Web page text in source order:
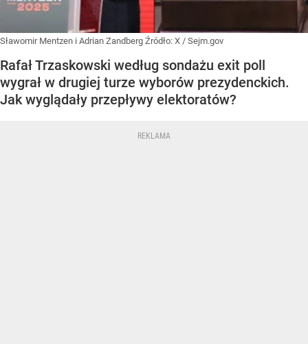
Sławomir Mentzen i Adrian Zandberg Źródło: X / Sejm.gov
Rafał Trzaskowski według sondażu exit poll
wygrał w drugiej turze wyborów prezydenckich.
Jak wyglądały przepływy elektoratów?